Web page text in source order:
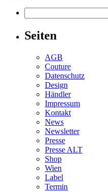
nach:
Seiten
AGB
Couture
Datenschutz
Design
Händler
Impressum
Kontakt
News
Newsletter
Presse
Presse ALT
Shop
Wien
Label
Termin